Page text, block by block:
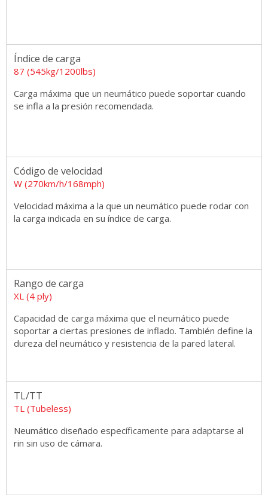
Índice de carga
87 (545kg/1200lbs)
Carga máxima que un neumático puede soportar cuando
se infla a la presión recomendada.
Código de velocidad
W (270km/h/168mph)
Velocidad máxima a la que un neumático puede rodar con
la carga indicada en su índice de carga.
Rango de carga
XL (4 ply)
Capacidad de carga máxima que el neumático puede
soportar a ciertas presiones de inflado. También define la
dureza del neumático y resistencia de la pared lateral.
TL/TT
TL (Tubeless)
Neumático diseñado específicamente para adaptarse al
rin sin uso de cámara.